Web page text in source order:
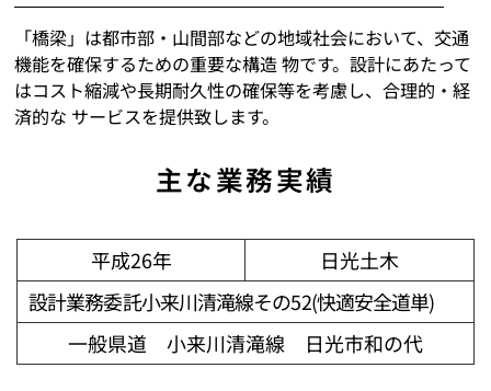
「橋梁」は都市部・山間部などの地域社会において、交通
機能を確保するための重要な構造 物です。設計にあたって
はコスト縮減や長期耐久性の確保等を考慮し、合理的・経
済的な サービスを提供致します。
主な業務実績
平成26年
日光土木
設計業務委託小来川清滝線その52(快適安全道単)
一般県道 小来川清滝線 日光市和の代